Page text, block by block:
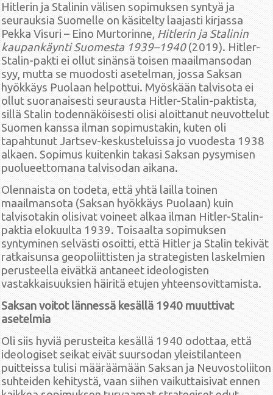
Hitlerin ja Stalinin välisen sopimuksen syntyä ja
seurauksia Suomelle on käsitelty laajasti kirjassa
Pekka Visuri – Eino Murtorinne, Hitlerin ja Stalinin
kaupankäynti Suomesta 1939–1940(2019). Hitler-
Stalin-pakti ei ollut sinänsä toisen maailmansodan
syy, mutta se muodosti asetelman, jossa Saksan
hyökkäys Puolaan helpottui. Myöskään talvisota ei
ollut suoranaisesti seurausta Hitler-Stalin-paktista,
sillä Stalin todennäköisesti olisi aloittanut neuvottelut
Suomen kanssa ilman sopimustakin, kuten oli
tapahtunut Jartsev-keskusteluissa jo vuodesta 1938
alkaen. Sopimus kuitenkin takasi Saksan pysymisen
puolueettomana talvisodan aikana.
Olennaista on todeta, että yhtä lailla toinen
maailmansota (Saksan hyökkäys Puolaan) kuin
talvisotakin olisivat voineet alkaa ilman Hitler-Stalin-
paktia elokuulta 1939. Toisaalta sopimuksen
syntyminen selvästi osoitti, että Hitler ja Stalin tekivät
ratkaisunsa geopoliittisten ja strategisten laskelmien
perusteella eivätkä antaneet ideologisten
vastakkaisuuksien häiritä etujen yhteensovittamista.
Saksan voitot lännessä kesällä 1940 muuttivat
asetelmia
Oli siis hyviä perusteita kesällä 1940 odottaa, että
ideologiset seikat eivät suursodan yleistilanteen
puitteissa tulisi määräämään Saksan ja Neuvostoliiton
suhteiden kehitystä, vaan siihen vaikuttaisivat ennen